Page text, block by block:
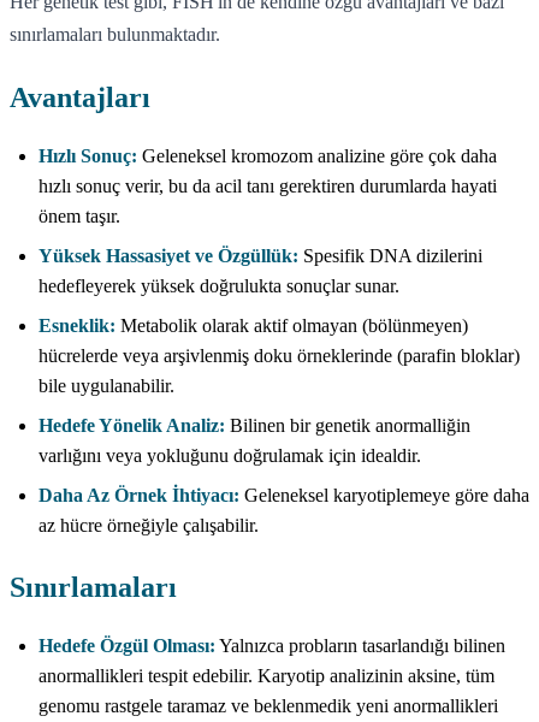
sınırlamaları bulunmaktadır.
Avantajları
Hızlı Sonuç: Geleneksel kromozom analizine göre çok daha
hızlı sonuç verir, bu da acil tanı gerektiren durumlarda hayati
önem taşır.
Yüksek Hassasiyet ve Özgüllük: Spesifik DNA dizilerini
hedefleyerek yüksek doğrulukta sonuçlar sunar.
Esneklik: Metabolik olarak aktif olmayan (bölünmeyen)
hücrelerde veya arşivlenmiş doku örneklerinde (parafin bloklar)
bile uygulanabilir.
Hedefe Yönelik Analiz: Bilinen bir genetik anormalliğin
varlığını veya yokluğunu doğrulamak için idealdir.
Daha Az Örnek İhtiyacı: Geleneksel karyotiplemeye göre daha
az hücre örneğiyle çalışabilir.
Sınırlamaları
Hedefe Özgül Olması: Yalnızca probların tasarlandığı bilinen
anormallikleri tespit edebilir. Karyotip analizinin aksine, tüm
genomu rastgele taramaz ve beklenmedik yeni anormallikleri